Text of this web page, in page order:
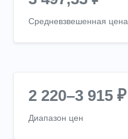
Средневзвешенная цена
2 220–3 915 ₽
Диапазон цен